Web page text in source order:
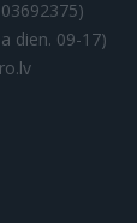
dien. 09-17)